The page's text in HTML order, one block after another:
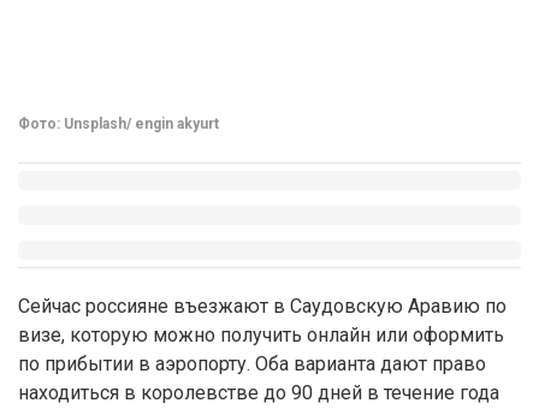
Фото: Unsplash/ engin akyurt
Сейчас россияне въезжают в Саудовскую Аравию по
визе, которую можно получить онлайн или оформить
по прибытии в аэропорту. Оба варианта дают право
находиться в королевстве до 90 дней в течение года